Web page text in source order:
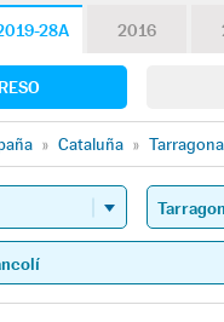
28A 2016
» Cataluña » Tarragona